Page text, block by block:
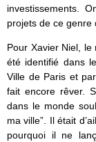
investissements.
projets de ce genre
Pour Xavier Niel, le
été identifié dans
Ville de Paris et
fait encore rêver.
dans le monde
ma ville”. Il était
pourquoi il ne